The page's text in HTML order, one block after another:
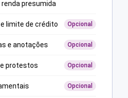
presumida
limite de crédito Opcional
e anotações Opcional
protestos Opcional
Opcional